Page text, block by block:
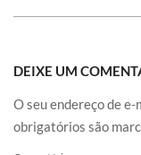
DEIXE UM
O seu endereço de
obrigatórios são